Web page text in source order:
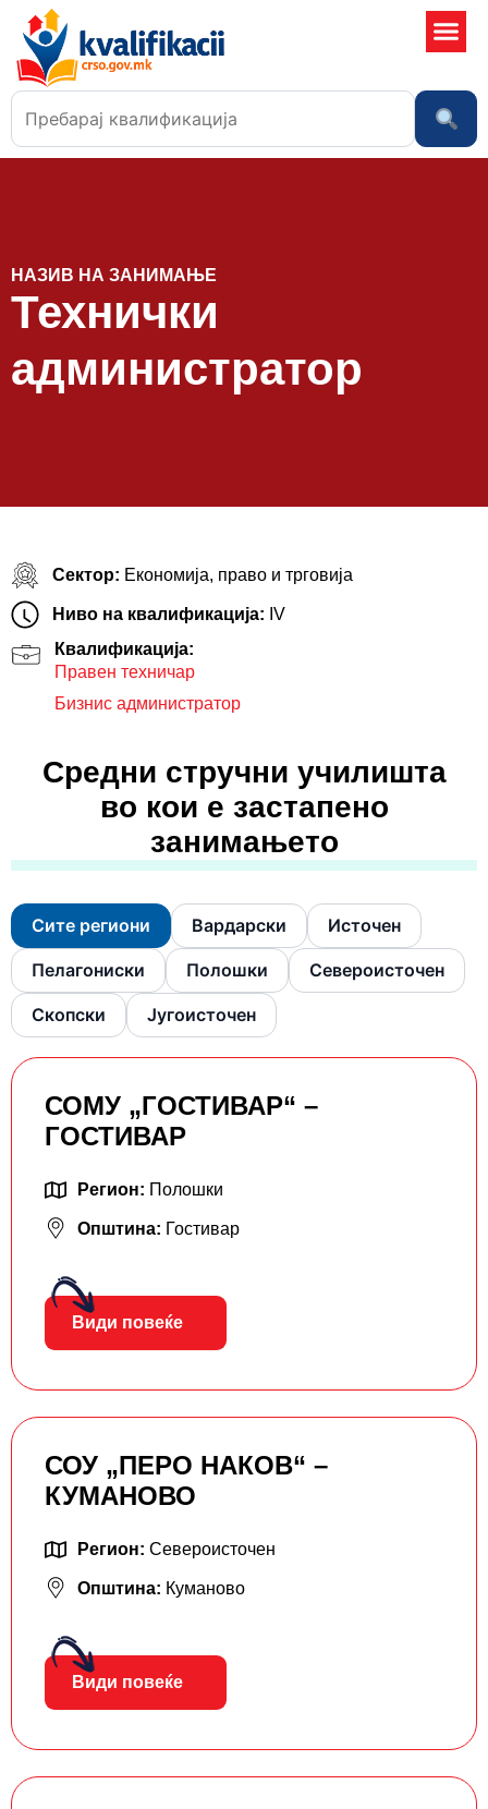
НАЗИВ НА ЗАНИМАЊЕ
Технички
администратор
Сектор: Економија, право и трговија
Ниво на квалификација: IV
Квалификација:
Правен техничар
Бизнис администратор
Средни стручни училишта
во кои е застапено
занимањето
Сите региони Вардарски Источен
Пелагониски Полошки Североисточен
Скопски Југоисточен
СОМУ „ГОСТИВАР“ –
ГОСТИВАР
Регион: Полошки
Општина: Гостивар
Види повеќе
СОУ „ПЕРО НАКОВ“ –
КУМАНОВО
Регион: Североисточен
Општина: Куманово
Види повеќе